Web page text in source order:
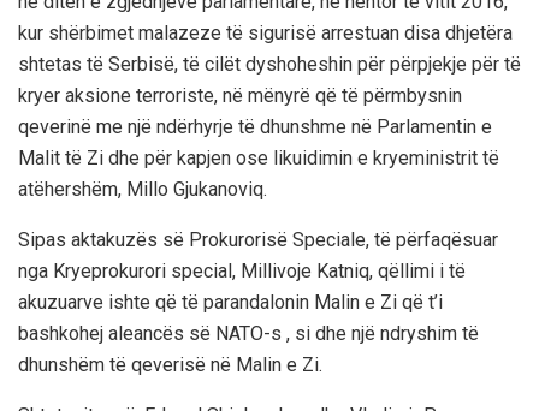
kur shërbimet malazeze të sigurisë arrestuan disa dhjetëra
shtetas të Serbisë, të cilët dyshoheshin për përpjekje për të
kryer aksione terroriste, në mënyrë që të përmbysnin
qeverinë me një ndërhyrje të dhunshme në Parlamentin e
Malit të Zi dhe për kapjen ose likuidimin e kryeministrit të
atëhershëm, Millo Gjukanoviq.
Sipas aktakuzës së Prokurorisë Speciale, të përfaqësuar
nga Kryeprokurori special, Millivoje Katniq, qëllimi i të
akuzuarve ishte që të parandalonin Malin e Zi që t’i
bashkohej aleancës së NATO-s , si dhe një ndryshim të
dhunshëm të qeverisë në Malin e Zi.